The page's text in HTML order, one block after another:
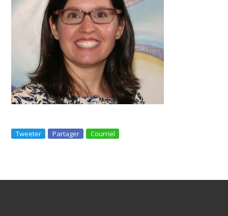
Tweeter Partager Courriel